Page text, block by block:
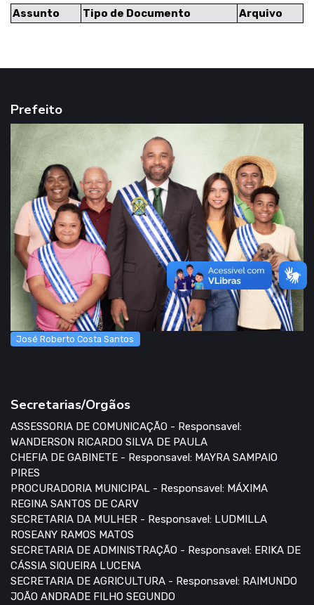
Assunto Tipo de Documento Arquivo
Prefeito
José Roberto Costa Santos
Secretarias/Orgãos
ASSESSORIA DE COMUNICAÇÃO - Responsavel:
WANDERSON RICARDO SILVA DE PAULA
CHEFIA DE GABINETE - Responsavel: MAYRA SAMPAIO
PIRES
PROCURADORIA MUNICIPAL - Responsavel: MÁXIMA
REGINA SANTOS DE CARV
SECRETARIA DA MULHER - Responsavel: LUDMILLA
ROSEANY RAMOS MATOS
SECRETARIA DE ADMINISTRAÇÃO - Responsavel: ERIKA DE
CÁSSIA SIQUEIRA LUCENA
SECRETARIA DE AGRICULTURA - Responsavel: RAIMUNDO
JOÃO ANDRADE FILHO SEGUNDO